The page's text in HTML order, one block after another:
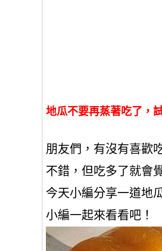
地瓜不要再蒸著吃了，
朋友們，有沒有喜歡
不錯，但吃多了就會
今天小編分享一道地
小編一起來看看吧！